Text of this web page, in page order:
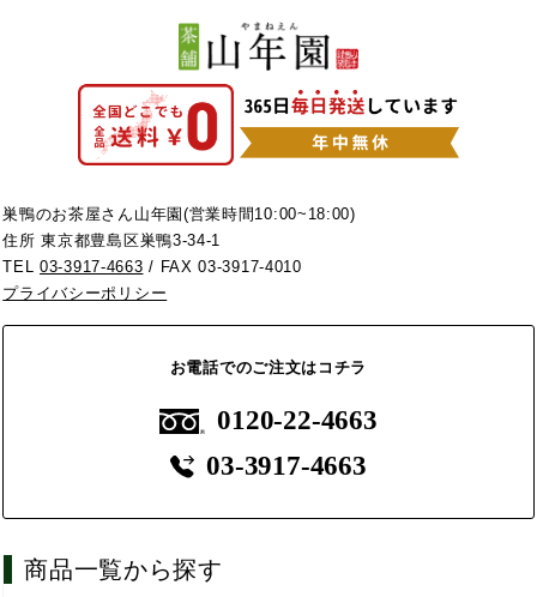
巣鴨のお茶屋さん山年園(営業時間10:00~18:00)
住所 東京都豊島区巣鴨3-34-1
TEL03-3917-4663 / FAX 03-3917-4010
プライバシーポリシー
お電話でのご注文はコチラ
0120-22-4663
03-3917-4663
商品一覧から探す